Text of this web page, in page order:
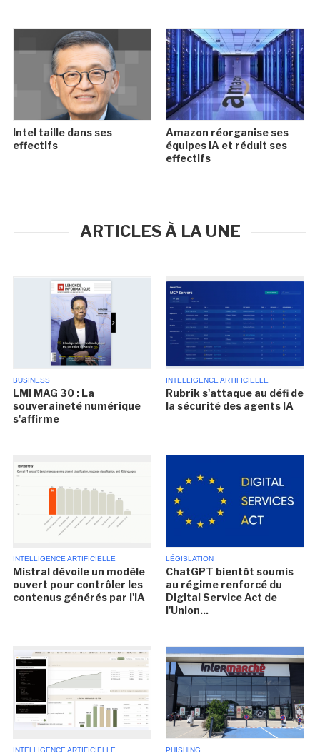
Intel taille dans ses
effectifs
Amazon réorganise ses
équipes IA et réduit ses
effectifs
ARTICLES À LA UNE
BUSINESS
LMI MAG 30 : La
souveraineté numérique
s'affirme
INTELLIGENCE ARTIFICIELLE
Rubrik s'attaque au défi de
la sécurité des agents IA
INTELLIGENCE ARTIFICIELLE
Mistral dévoile un modèle
ouvert pour contrôler les
contenus générés par l'IA
LÉGISLATION
ChatGPT bientôt soumis
au régime renforcé du
Digital Service Act de
l'Union...
INTELLIGENCE ARTIFICIELLE PHISHING